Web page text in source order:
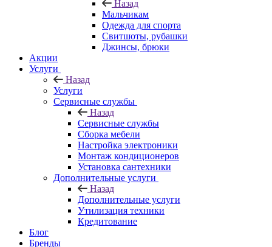
Назад
Мальчикам
Одежда для спорта
Свитшоты, рубашки
Джинсы, брюки
Акции
Услуги
Назад
Услуги
Сервисные службы
Назад
Сервисные службы
Сборка мебели
Настройка электроники
Монтаж кондиционеров
Установка сантехники
Дополнительные услуги
Назад
Дополнительные услуги
Утилизация техники
Кредитование
Блог
Бренды